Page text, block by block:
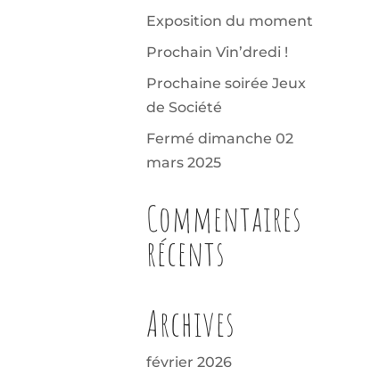
Exposition du moment
Prochain Vin’dredi !
Prochaine soirée Jeux
de Société
Fermé dimanche 02
mars 2025
Commentaires
récents
Archives
février 2026